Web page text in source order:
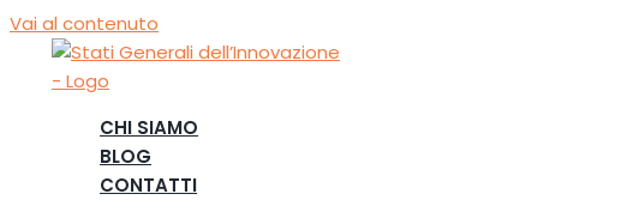
Vai al contenuto
CHI SIAMO
BLOG
CONTATTI